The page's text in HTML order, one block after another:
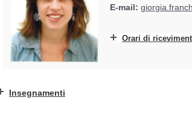
E-mail:
Orari di
Insegnamenti